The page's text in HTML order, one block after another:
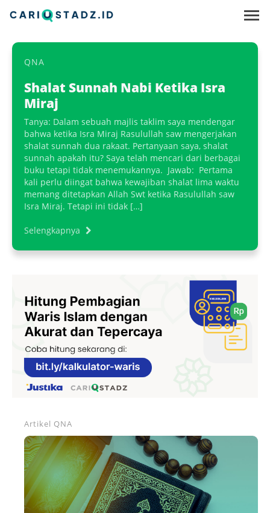
QNA
Shalat Sunnah Nabi Ketika Isra
Miraj
Tanya: Dalam sebuah majlis taklim saya mendengar
bahwa ketika Isra Miraj Rasulullah saw mengerjakan
shalat sunnah dua rakaat. Pertanyaan saya, shalat
sunnah apakah itu? Saya telah mencari dari berbagai
buku tetapi tidak menemukannya. Jawab: Pertama
kali perlu diingat bahwa kewajiban shalat lima waktu
memang ditetapkan Allah Swt ketika Rasulullah saw
Isra Miraj. Tetapi ini tidak […]
Selengkapnya
Artikel QNA